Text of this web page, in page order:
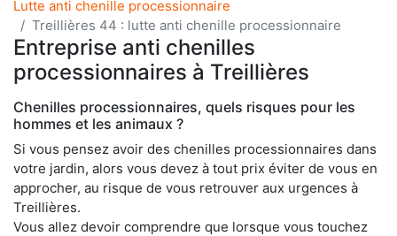
Lutte anti chenille processionnaire
Treillières 44 : lutte anti chenille processionnaire
Entreprise anti chenilles
processionnaires à Treillières
Chenilles processionnaires, quels risques pour les
hommes et les animaux ?
Si vous pensez avoir des chenilles processionnaires dans
votre jardin, alors vous devez à tout prix éviter de vous en
approcher, au risque de vous retrouver aux urgences à
Treillières.
Vous allez devoir comprendre que lorsque vous touchez